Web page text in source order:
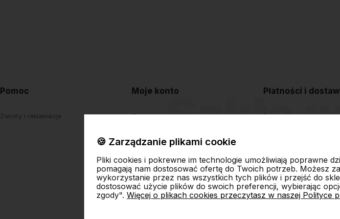
Pomoc
Zwroty i reklamacje
Moje konto
Twoje zamówienia
Przechowalnia
Płatności i
Formy płatności
🍪 Zarządzanie plikami cookie
Pliki cookies i pokrewne im technologie umożliwiają poprawne
pomagają nam dostosować ofertę do Twoich potrzeb. Możesz
wykorzystanie przez nas wszystkich tych plików i przejść do
dostosować użycie plików do swoich preferencji, wybierając
zgody". Więcej o plikach cookies przeczytasz w naszej Polityce